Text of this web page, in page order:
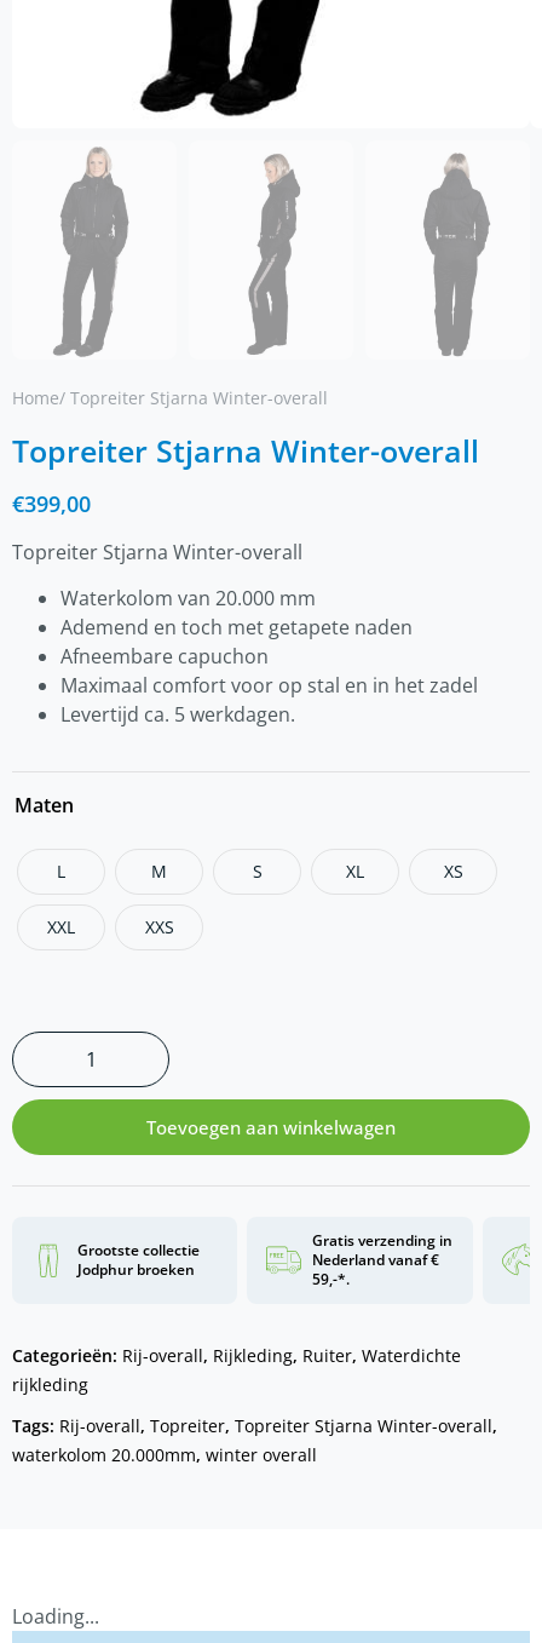
Home/ Topreiter Stjarna Winter-overall
Topreiter Stjarna Winter-overall
€399,00
Topreiter Stjarna Winter-overall
Waterkolom van 20.000 mm
Ademend en toch met getapete naden
Afneembare capuchon
Maximaal comfort voor op stal en in het zadel
Levertijd ca. 5 werkdagen.
Maten
L M S XL XS
XXL XXS
Toevoegen aan winkelwagen
Grootste collectie
Jodphur broeken
Gratis verzending in
Nederland vanaf €
59,-*.
Categorieën: Rij-overall, Rijkleding, Ruiter, Waterdichte
rijkleding
Tags: Rij-overall, Topreiter, Topreiter Stjarna Winter-overall,
waterkolom 20.000mm, winter overall
Loading...